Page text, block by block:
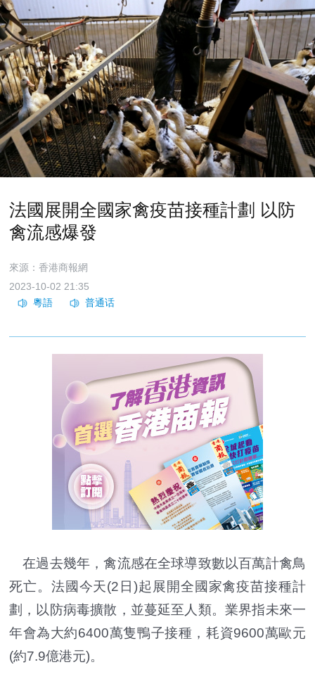
法國展開全國家禽疫苗接種計劃 以防
禽流感爆發
來源：香港商報網
2023-10-02 21:35
在過去幾年，禽流感在全球導致數以百萬計禽鳥
死亡。法國今天(2日)起展開全國家禽疫苗接種計
劃，以防病毒擴散，並蔓延至人類。業界指未來一
年會為大約6400萬隻鴨子接種，耗資9600萬歐元
(約7.9億港元)。